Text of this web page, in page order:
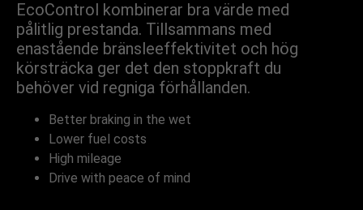
EcoControl kombinerar bra värde med
pålitlig prestanda. Tillsammans med
enastående bränsleeffektivitet och hög
körsträcka ger det den stoppkraft du
behöver vid regniga förhållanden.
Better braking in the wet
Lower fuel costs
High mileage
Drive with peace of mind